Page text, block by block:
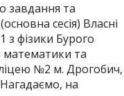
завдання та
сесія) Власні
з фізики Бурого
математики та
№2 м. Дрогобич,
на